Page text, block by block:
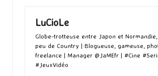
LuCioLe
Globe-trotteuse entre Japon et
peu de Country | Blogueuse, gameuse,
freelance | Manager @JaMEfr | #Cine
#JeuxVidéo